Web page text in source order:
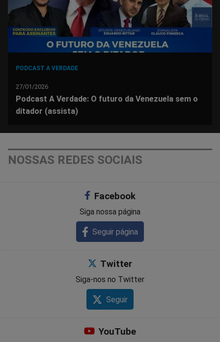
PODCAST A VERDADE
27/01/2026
Podcast A Verdade: O futuro da Venezuela sem o
ditador (assista)
NOSSAS REDES SOCIAIS
Facebook
Siga nossa página
Seguir página
Twitter
Siga-nos no Twitter
Seguir
YouTube